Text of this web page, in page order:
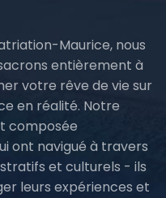
Maurice, nous
entièrement à
votre rêve de vie sur
en réalité. Notre
composée
ont navigué à travers
et culturels - ils
leurs expériences et